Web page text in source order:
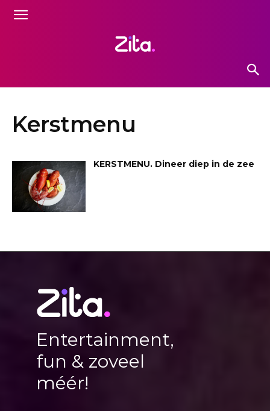
Kerstmenu
KERSTMENU. Dineer diep in de zee
Entertainment,
fun & zoveel
méér!